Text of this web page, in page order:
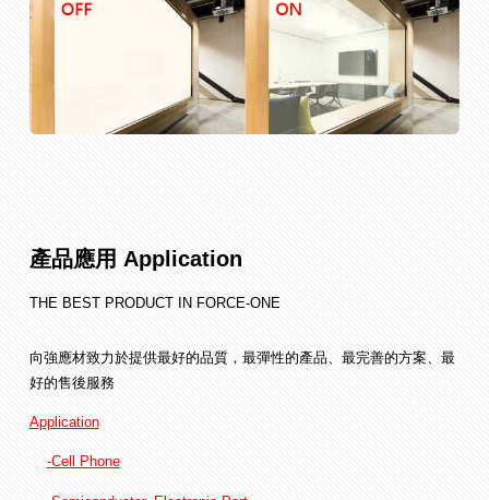
產品應用 Application
THE BEST PRODUCT IN FORCE-ONE
向強應材致力於提供最好的品質，最彈性的產品、最完善的方案、最
好的售後服務
Application
-Cell Phone